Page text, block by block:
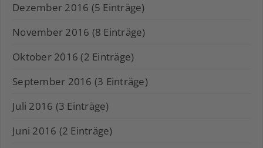
Dezember 2016 (5 Einträge)
November 2016 (8 Einträge)
Oktober 2016 (2 Einträge)
September 2016 (3 Einträge)
Juli 2016 (3 Einträge)
Juni 2016 (2 Einträge)